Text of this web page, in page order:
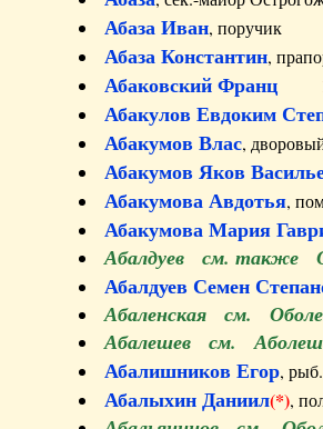
Абаза Иван, поручик
Абаза Константин,
Абаковский Франц
Абакулов Евдоким
Абакумов Влас,
Абакумов Яков
Абакумова Авдотья,
Абакумова Мария
Абалдуев см. также
Абалдуев Семен
Абаленская см.
Абалешев см.
Абалишников Егор,
Абалыхин Даниил(*),